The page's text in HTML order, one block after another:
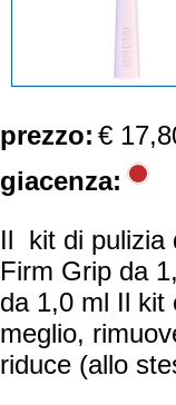
prezzo: €
giacenza:
Il kit di pulizia
Firm Grip da
da 1,0 ml Il kit
meglio,
riduce (allo